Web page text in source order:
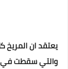
يعتقد ان
والتي سقطت في